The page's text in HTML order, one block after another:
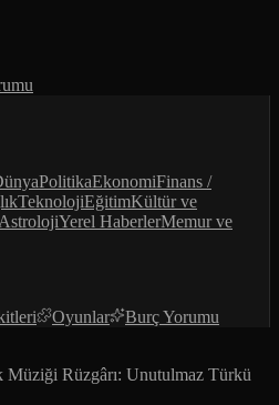
PolitikaEkonomiFinans /
TeknolojiEğitimKültür ve
AstrolojiYerel HaberlerMemur ve
Oyunlar
Burç Yorumu
Müziği Rüzgârı: Unutulmaz Türkü